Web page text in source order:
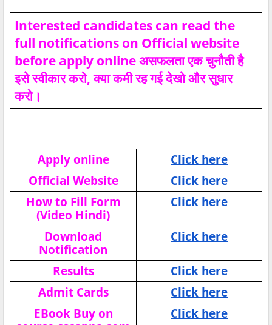
Interested candidates can read the
full notifications on Official website
before apply online असफलता एक चुनौती है
इसे स्वीकार करो, क्या कमी रह गई देखो और सुधार
करो।
Apply online
Click here
Official Website
Click here
How to Fill Form
(Video Hindi)
Click here
Download
Notification
Click here
Results
Click here
Admit Cards
Click here
EBook Buy on
Click here